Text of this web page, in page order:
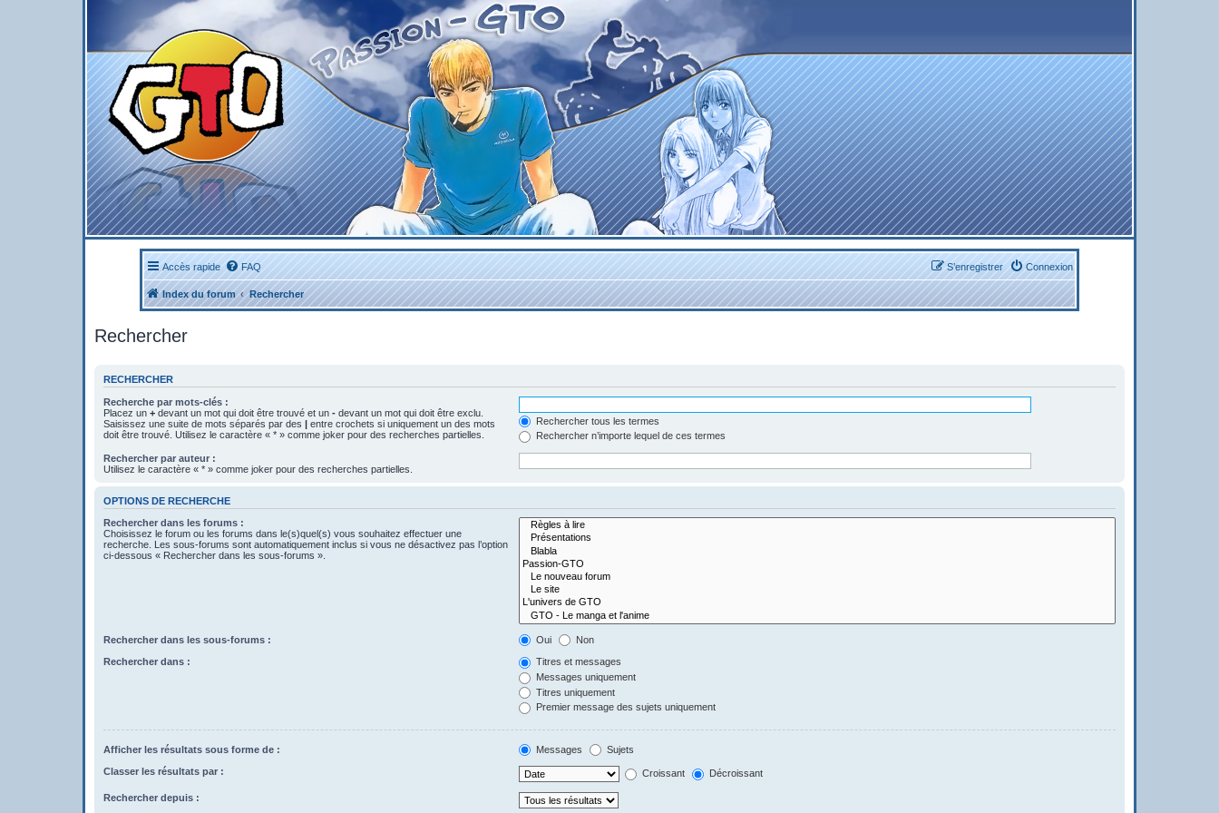
Accès rapide FAQ Connexion
S’enregistrer
Index du forum Rechercher
Rechercher
RECHERCHER
Recherche par mots-clés :
Placez un + devant un mot qui doit être trouvé et un - devant un mot qui doit être exclu.
Saisissez une suite de mots séparés par des | entre crochets si uniquement un des mots
doit être trouvé. Utilisez le caractère « * » comme joker pour des recherches partielles.
Rechercher tous les termes
Rechercher n’importe lequel de ces termes
Rechercher par auteur :
Utilisez le caractère « * » comme joker pour des recherches partielles.
OPTIONS DE RECHERCHE
Rechercher dans les forums :
Choisissez le forum ou les forums dans le(s)quel(s) vous souhaitez effectuer une
recherche. Les sous-forums sont automatiquement inclus si vous ne désactivez pas l’option
ci-dessous « Rechercher dans les sous-forums ».
Rechercher dans les sous-forums : Oui Non
Rechercher dans :
Titres et messages
Messages uniquement
Titres uniquement
Premier message des sujets uniquement
Afficher les résultats sous forme de : Messages Sujets
Classer les résultats par : Croissant Décroissant
Rechercher depuis :